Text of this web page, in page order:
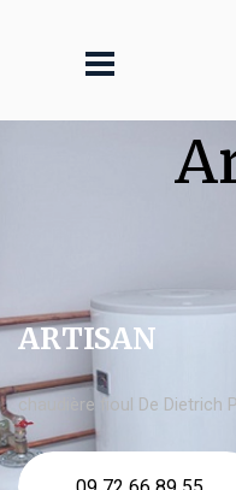
ARTISAN
chaudière fioul De Dietrich